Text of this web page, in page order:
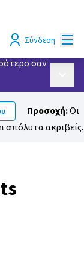
Σύνδεση
σαν
Προσοχή:Οι
απόλυτα ακριβείς.